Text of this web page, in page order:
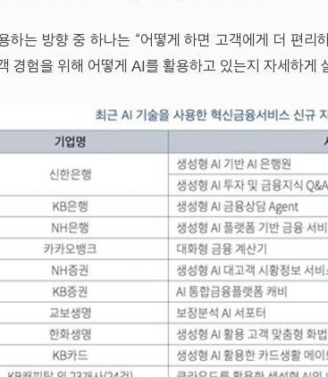
하는 방향 중 하나는 “어떻게 하면 고객에게 더 편리
경험을 위해 어떻게 AI를 활용하고 있는지 자세하게